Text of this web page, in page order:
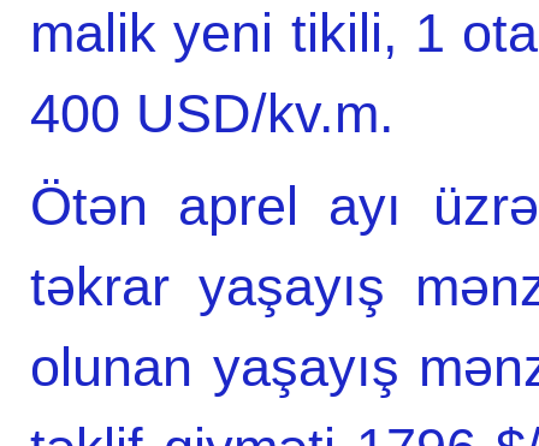
malik yeni tikili, 1
400 USD/kv.m.
Ötən aprel ayı
təkrar yaşayış
olunan yaşayış